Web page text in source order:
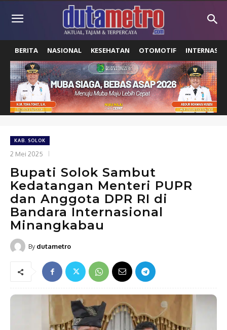
BERITA NASIONAL KESEHATAN OTOMOTIF
KAB. SOLOK
2 Mei 2025
Bupati Solok Sambut
Kedatangan Menteri PUPR
dan Anggota DPR RI di
Bandara Internasional
Minangkabau
By dutametro